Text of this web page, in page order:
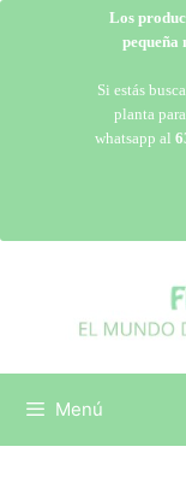
Menú
Los
pequeña
Si estás
planta
whatsapp al